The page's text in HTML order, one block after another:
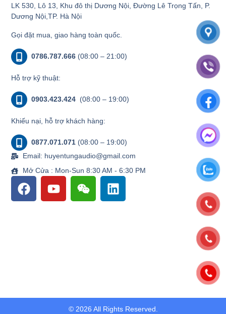
LK 530, Lô 13, Khu đô thị Dương Nội, Đường Lê Trọng Tấn, P.
Dương Nội,TP. Hà Nội
Gọi đặt mua, giao hàng toàn quốc.
0786.787.666 (08:00 – 21:00)
Hỗ trợ kỹ thuật:
0903.423.424 (08:00 – 19:00)
Khiếu nại, hỗ trợ khách hàng:
0877.071.071 (08:00 – 19:00)
Email: huyentungaudio@gmail.com
Mở Cửa : Mon-Sun 8:30 AM - 6:30 PM
© 2026 All Rights Reserved.